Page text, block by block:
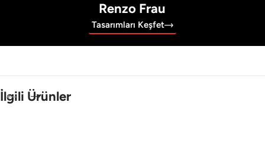
Renzo Frau
Tasarımları Keşfet
İlgili Ürünler